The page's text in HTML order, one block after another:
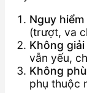
Nguy
(trượt, va
Không
vẫn yếu,
Không
phụ thuộc